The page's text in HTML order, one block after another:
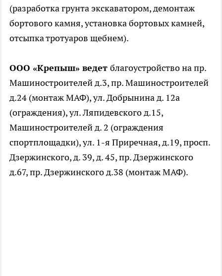
(разработка грунта экскаватором, демонтаж
бортового камня, установка бортовых камней,
отсыпка тротуаров щебнем).
ООО «Крепыш» ведет благоустройство на пр.
Машиностроителей д.3, пр. Машиностроителей
д.24 (монтаж МАФ), ул. Добрынина д. 12а
(ограждения), ул. Ляпидевского д.15,
Машиностроителей д. 2 (ограждения
спортплощадки), ул. 1-я Приречная, д.19, просп.
Дзержинского, д. 39, д. 45, пр. Дзержинского
д.67, пр. Дзержинского д.38 (монтаж МАФ).